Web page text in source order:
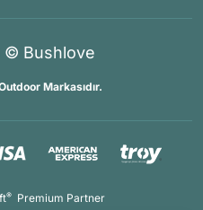
© Bushlove
Markasıdır.
® Premium Partner